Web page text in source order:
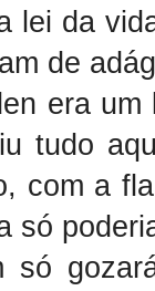
lei da
de
era
tudo
com a
só
só